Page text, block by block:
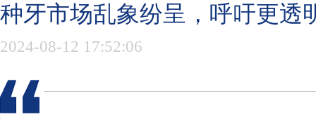
种牙市场乱象纷呈，呼吁更透
2024-08-12 17:52:06